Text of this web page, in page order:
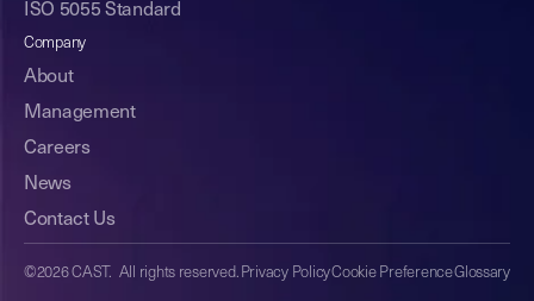
ISO 5055 Standard
Company
About
Management
Careers
News
Contact Us
©2026 CAST. All rights reserved. Privacy PolicyCookie PreferenceGlossary